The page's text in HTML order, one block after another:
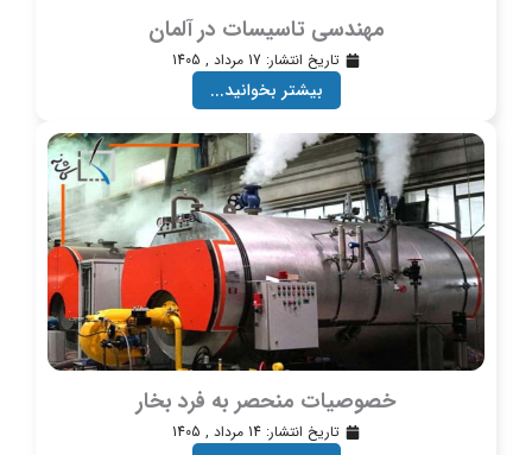
مهندسی تاسیسات در آلمان
تاریخ انتشار: 17 مرداد , 1405
بیشتر بخوانید...
خصوصیات منحصر به فرد بخار
تاریخ انتشار: 14 مرداد , 1405